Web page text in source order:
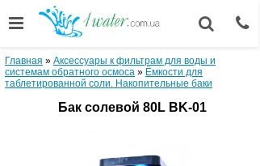
Главная » Аксессуары к фильтрам для воды и
системам обратного осмоса » Ёмкости для
таблетированной соли. Накопительные баки
Бак солевой 80L BK-01